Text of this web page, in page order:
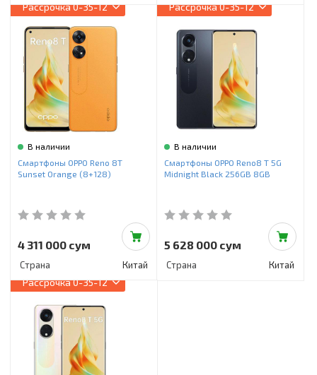
Рассрочка0-35-12
В наличии
Смартфоны OPPO Reno 8T
Sunset Orange (8+128)
4 311 000 сум
Страна Китай
Рассрочка0-35-12
В наличии
Смартфоны OPPO Reno8 T 5G
Midnight Black 256GB 8GB
5 628 000 сум
Страна Китай
Рассрочка0-35-12